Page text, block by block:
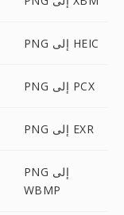
PNG إلى HEIC
PNG إلى PCX
PNG إلى EXR
PNG إلى
WBMP